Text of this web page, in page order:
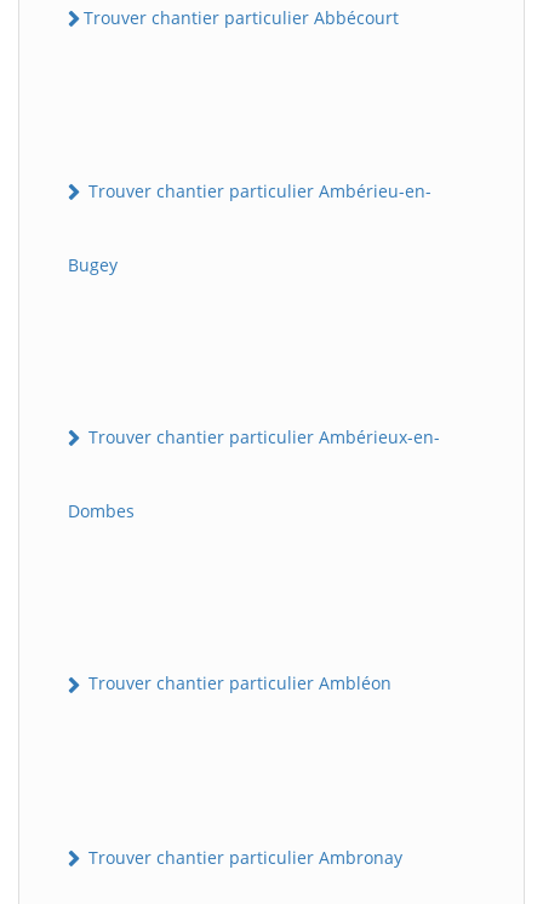
Trouver chantier particulier Abbécourt
Trouver chantier particulier Ambérieu-en-
Bugey
Trouver chantier particulier Ambérieux-en-
Dombes
Trouver chantier particulier Ambléon
Trouver chantier particulier Ambronay